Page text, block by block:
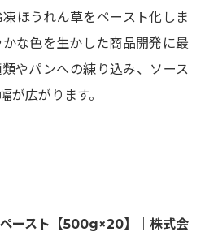
ほうれん草をペースト化しま
な色を生かした商品開発に最
やパンへの練り込み、ソース
が広がります。
ースト【500g×20】｜株式会